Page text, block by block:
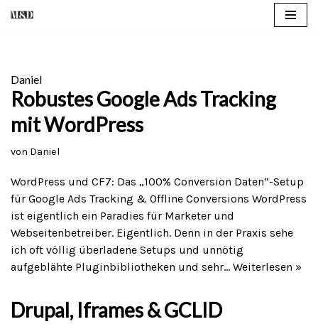
Daniel
Robustes Google Ads Tracking
mit WordPress
von Daniel
WordPress und CF7: Das „100% Conversion Daten“-Setup
für Google Ads Tracking & Offline Conversions WordPress
ist eigentlich ein Paradies für Marketer und
Webseitenbetreiber. Eigentlich. Denn in der Praxis sehe
ich oft völlig überladene Setups und unnötig
aufgeblähte Pluginbibliotheken und sehr… Weiterlesen »
Drupal, Iframes & GCLID